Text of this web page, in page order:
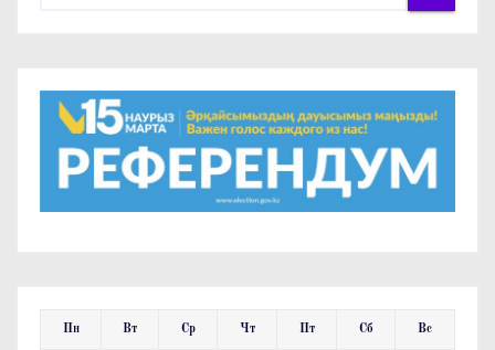
Пн Вт Ср Чт Пт Сб Вс